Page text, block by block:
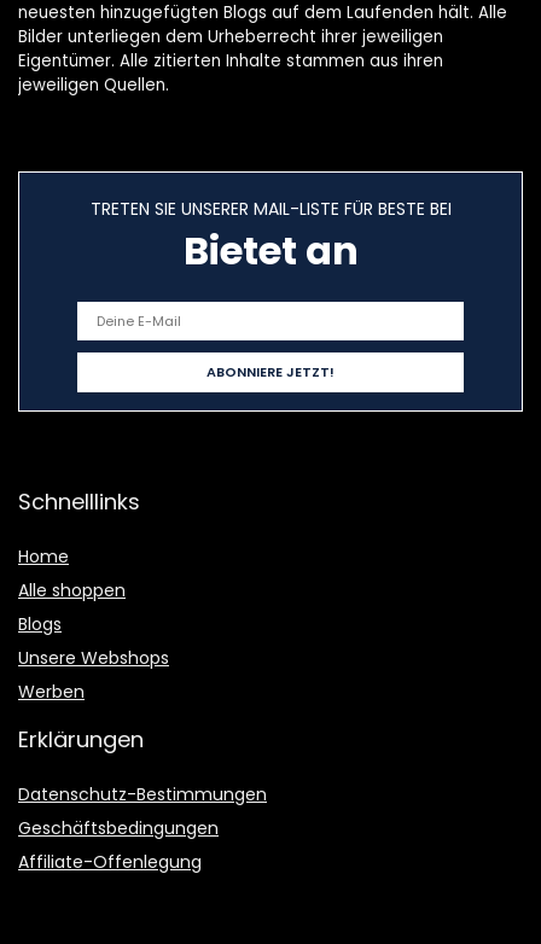
neuesten hinzugefügten Blogs auf dem Laufenden hält. Alle
Bilder unterliegen dem Urheberrecht ihrer jeweiligen
Eigentümer. Alle zitierten Inhalte stammen aus ihren
jeweiligen Quellen.
TRETEN SIE UNSERER MAIL-LISTE FÜR BESTE BEI
Bietet an
Schnelllinks
Home
Alle shoppen
Blogs
Unsere Webshops
Werben
Erklärungen
Datenschutz-Bestimmungen
Geschäftsbedingungen
Affiliate-Offenlegung